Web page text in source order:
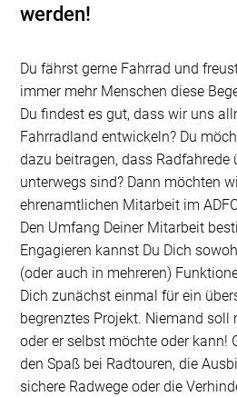
werden!
Du fährst gerne Fahrrad und
immer mehr Menschen diese
Du findest es gut, dass wir uns
Fahrradland entwickeln? Du
dazu beitragen, dass Radfahrede
unterwegs sind? Dann möchten
ehrenamtlichen Mitarbeit im
Den Umfang Deiner Mitarbeit
Engagieren kannst Du Dich
(oder auch in mehreren)
Dich zunächst einmal für ein
begrenztes Projekt. Niemand soll
oder er selbst möchte oder kann!
den Spaß bei Radtouren, die
sichere Radwege oder die